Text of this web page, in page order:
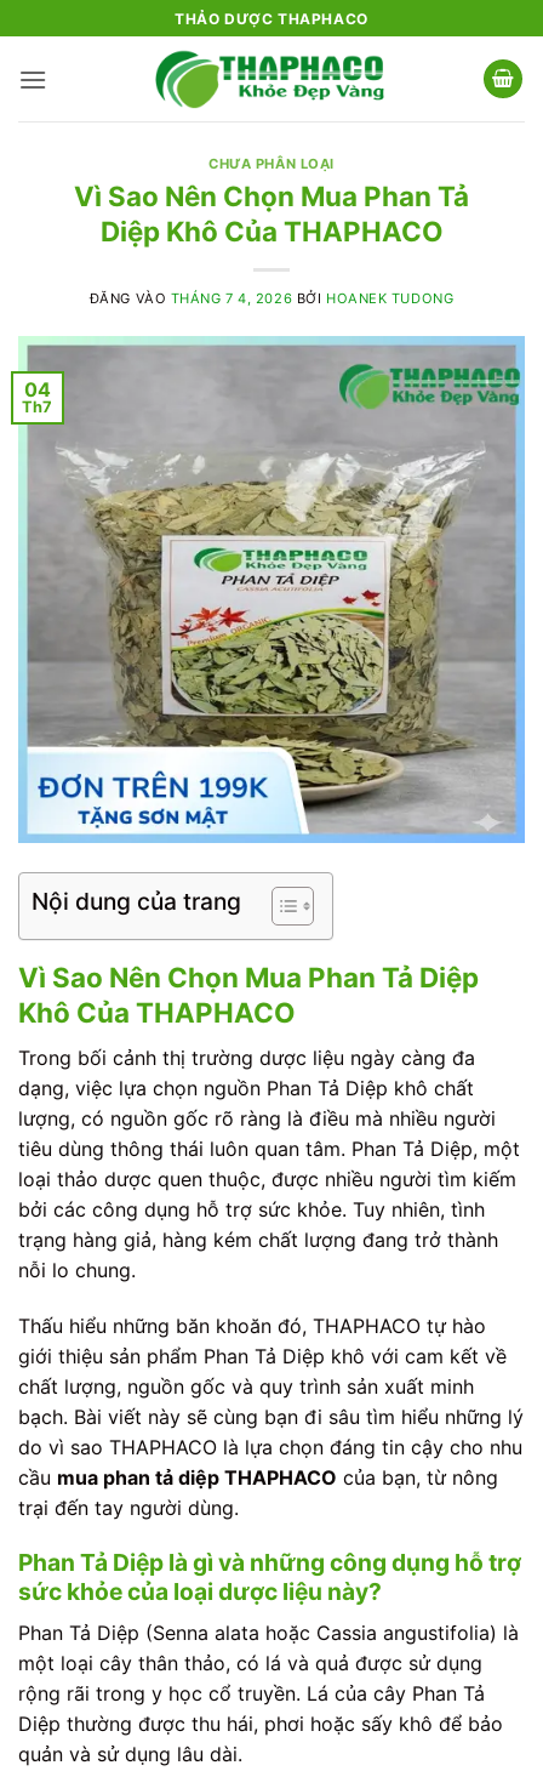
qua
nội
THẢO DƯỢC THAPHACO
CHƯA PHÂN LOẠI
Vì Sao Nên Chọn Mua Phan Tả
Diệp Khô Của THAPHACO
ĐĂNG VÀO THÁNG 7 4, 2026 BỞI HOANEK TUDONG
04
Th7
Nội dung của trang
Vì Sao Nên Chọn Mua Phan Tả Diệp
Khô Của THAPHACO
Trong bối cảnh thị trường dược liệu ngày càng đa
dạng, việc lựa chọn nguồn Phan Tả Diệp khô chất
lượng, có nguồn gốc rõ ràng là điều mà nhiều người
tiêu dùng thông thái luôn quan tâm. Phan Tả Diệp, một
loại thảo dược quen thuộc, được nhiều người tìm kiếm
bởi các công dụng hỗ trợ sức khỏe. Tuy nhiên, tình
trạng hàng giả, hàng kém chất lượng đang trở thành
nỗi lo chung.
Thấu hiểu những băn khoăn đó, THAPHACO tự hào
giới thiệu sản phẩm Phan Tả Diệp khô với cam kết về
chất lượng, nguồn gốc và quy trình sản xuất minh
bạch. Bài viết này sẽ cùng bạn đi sâu tìm hiểu những lý
do vì sao THAPHACO là lựa chọn đáng tin cậy cho nhu
cầu mua phan tả diệp THAPHACO của bạn, từ nông
trại đến tay người dùng.
Phan Tả Diệp là gì và những công dụng hỗ trợ
sức khỏe của loại dược liệu này?
Phan Tả Diệp (Senna alata hoặc Cassia angustifolia) là
một loại cây thân thảo, có lá và quả được sử dụng
rộng rãi trong y học cổ truyền. Lá của cây Phan Tả
Diệp thường được thu hái, phơi hoặc sấy khô để bảo
quản và sử dụng lâu dài.